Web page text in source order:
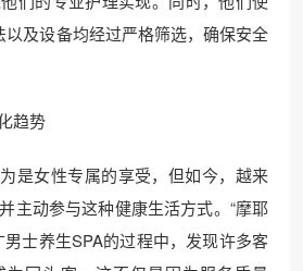
以及设备均经过严格筛选，确保安全
趋势
是女性专属的享受，但如今，越来
主动参与这种健康生活方式。“摩耶
男士养生SPA的过程中，发现许多客